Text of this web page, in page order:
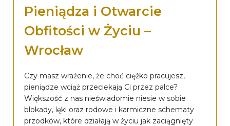
Pieniądza i Otwarcie
Obfitości w Życiu –
Wrocław
Czy masz wrażenie, że choć ciężko pracujesz,
pieniądze wciąż przeciekają Ci przez palce?
Większość z nas nieświadomie niesie w sobie
blokady, lęki oraz rodowe i karmiczne schematy
przodków, które działają w życiu jak zaciągnięty